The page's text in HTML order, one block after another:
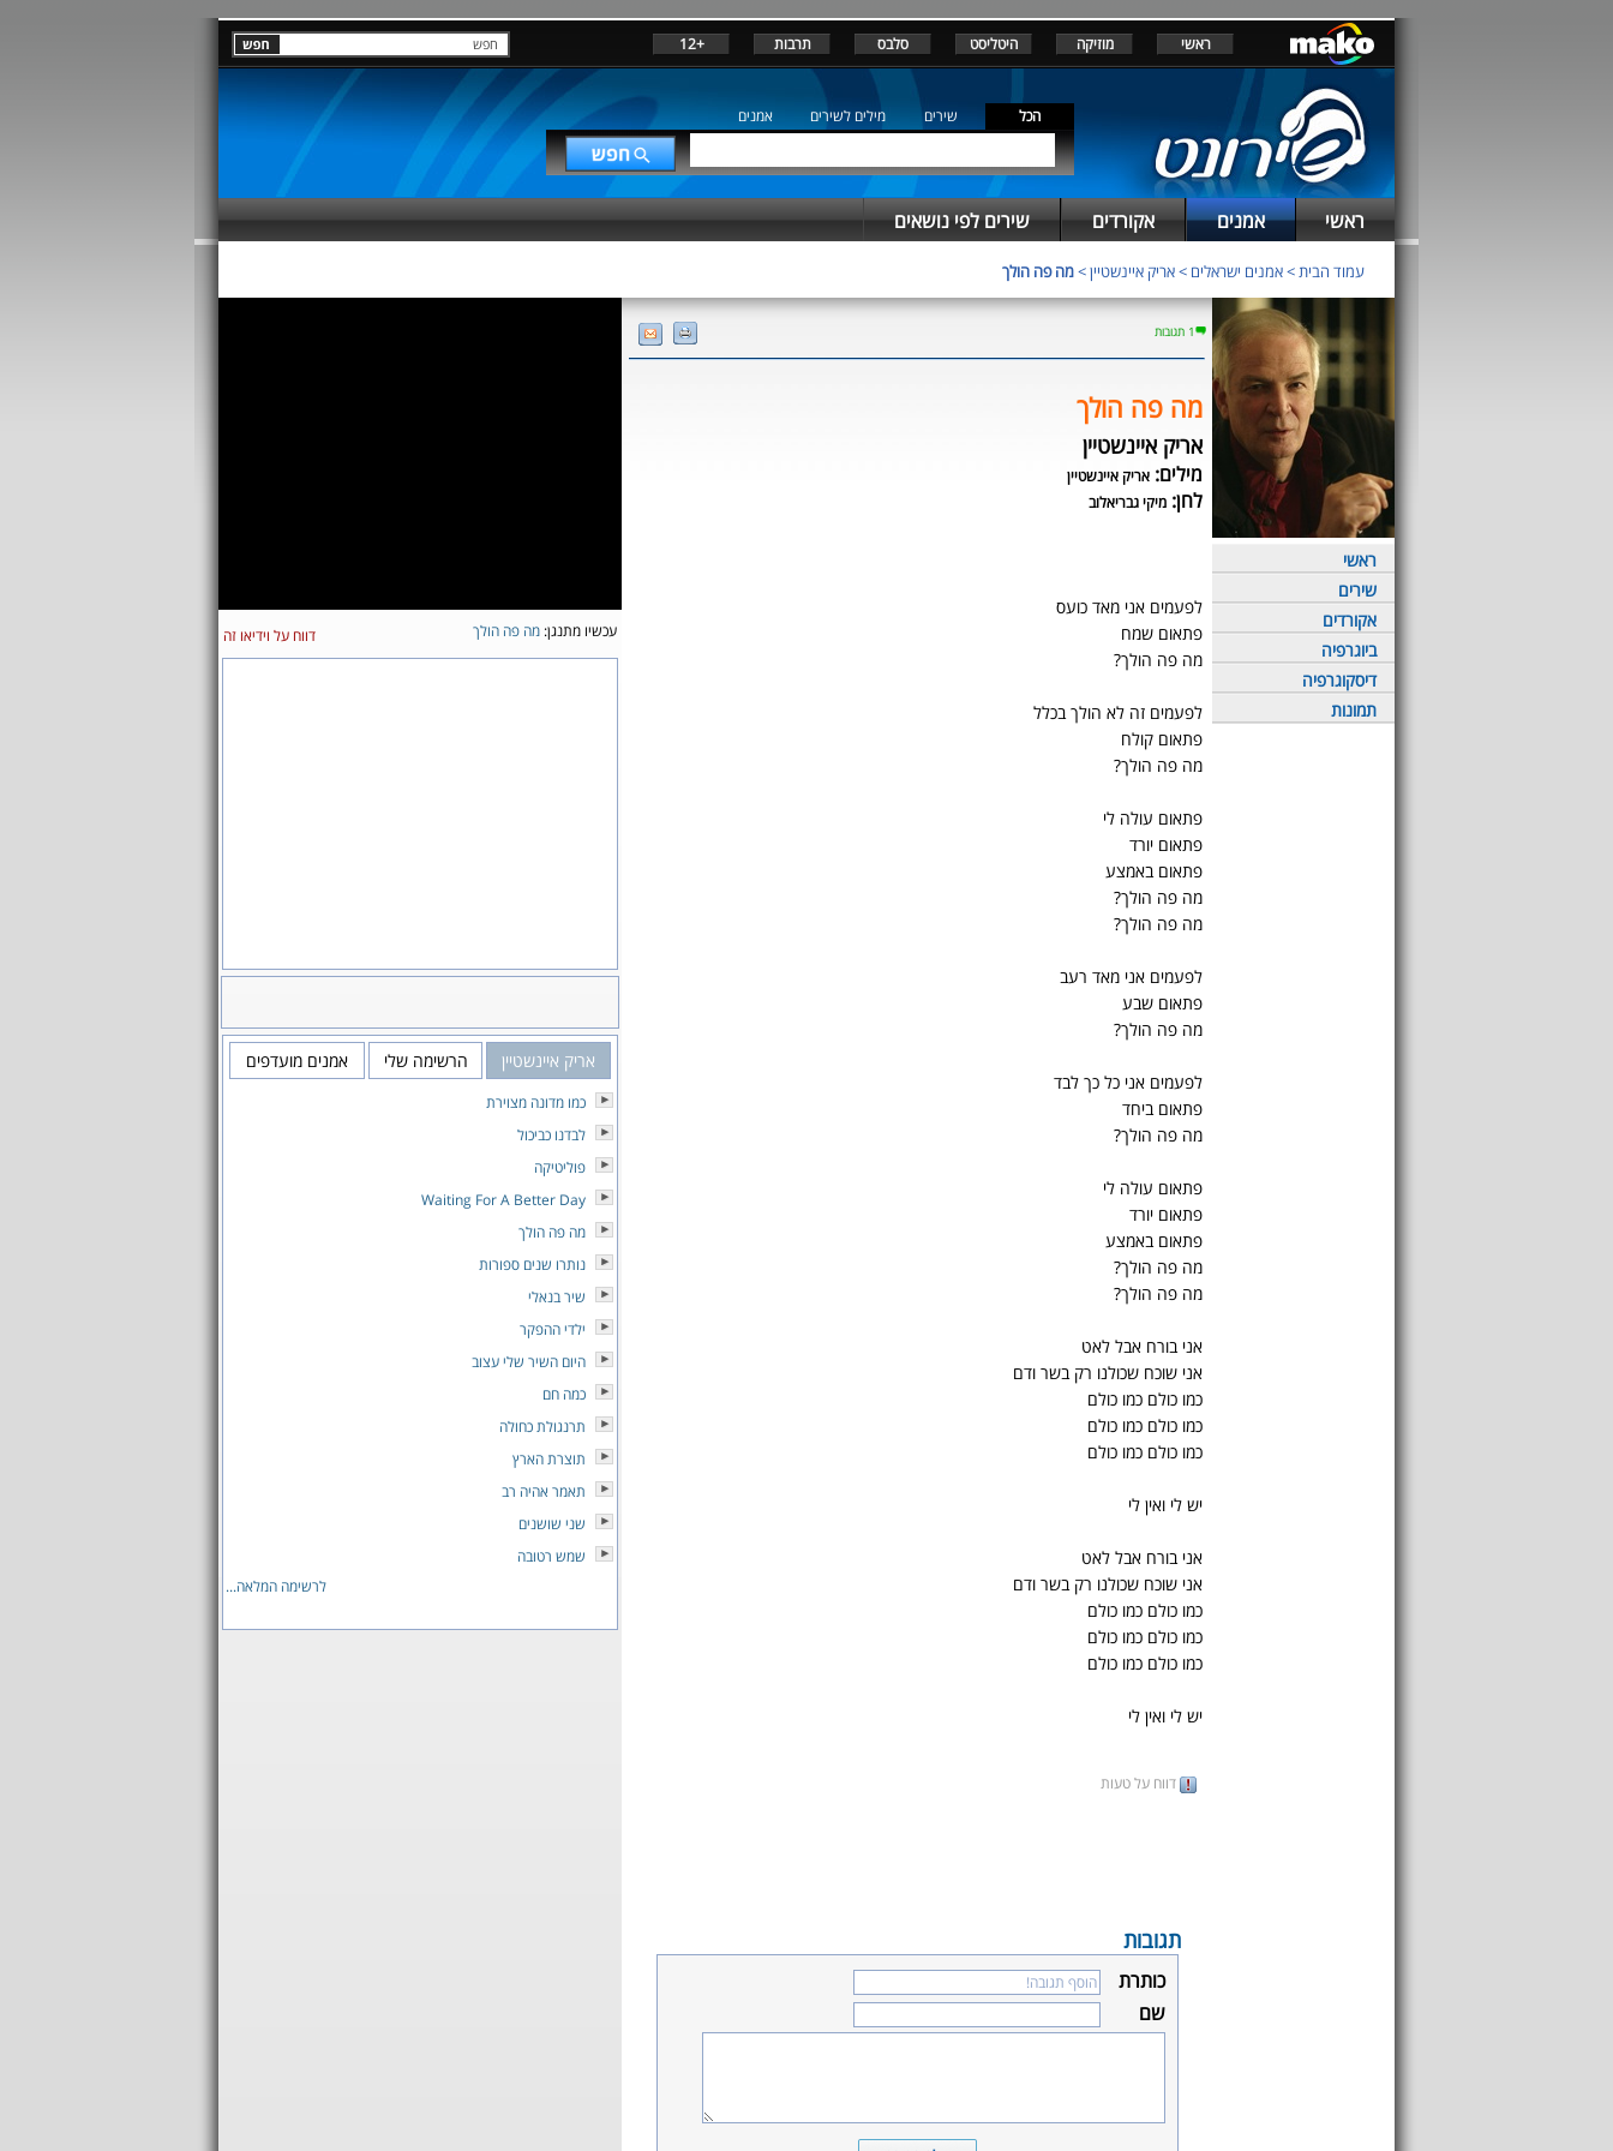
ראשי מוזיקה היטליסט סלבס תרבות +12
הכל שירים מילים לשירים אמנים
ראשי אמנים אקורדים שירים לפי נושאים
עמוד הבית>אמנים ישראלים >אריק איינשטיין>מה פה הולך
ראשי
שירים
אקורדים
ביוגרפיה
דיסקוגרפיה
תמונות
1 תגובות
מה פה הולך
אריק איינשטיין
מילים: אריק איינשטיין
לחן: מיקי גבריאלוב
לפעמים אני מאד כועס
פתאום שמח
מה פה הולך?
לפעמים זה לא הולך בכלל
פתאום קולח
מה פה הולך?
פתאום עולה לי
פתאום יורד
פתאום באמצע
מה פה הולך?
מה פה הולך?
לפעמים אני מאד רעב
פתאום שבע
מה פה הולך?
לפעמים אני כל כך לבד
פתאום ביחד
מה פה הולך?
פתאום עולה לי
פתאום יורד
פתאום באמצע
מה פה הולך?
מה פה הולך?
אני בורח אבל לאט
אני שוכח שכולנו רק בשר ודם
כמו כולם כמו כולם
כמו כולם כמו כולם
כמו כולם כמו כולם
יש לי ואין לי
אני בורח אבל לאט
אני שוכח שכולנו רק בשר ודם
כמו כולם כמו כולם
כמו כולם כמו כולם
כמו כולם כמו כולם
יש לי ואין לי
דווח על טעות
תגובות
כותרת
שם
עכשיו מתנגן: מה פה הולך דווח על וידיאו זה
אריק איינשטיין הרשימה שלי אמנים מועדפים
כמו מדונה מצוירת
לבדנו כביכול
פוליטיקה
Waiting For A Better Day
מה פה הולך
נותרו שנים ספורות
שיר בנאלי
ילדי ההפקר
היום השיר שלי עצוב
כמה חם
תרנגולת כחולה
תוצרת הארץ
תאמר אהיה רב
שני שושנים
שמש רטובה
לרשימה המלאה...